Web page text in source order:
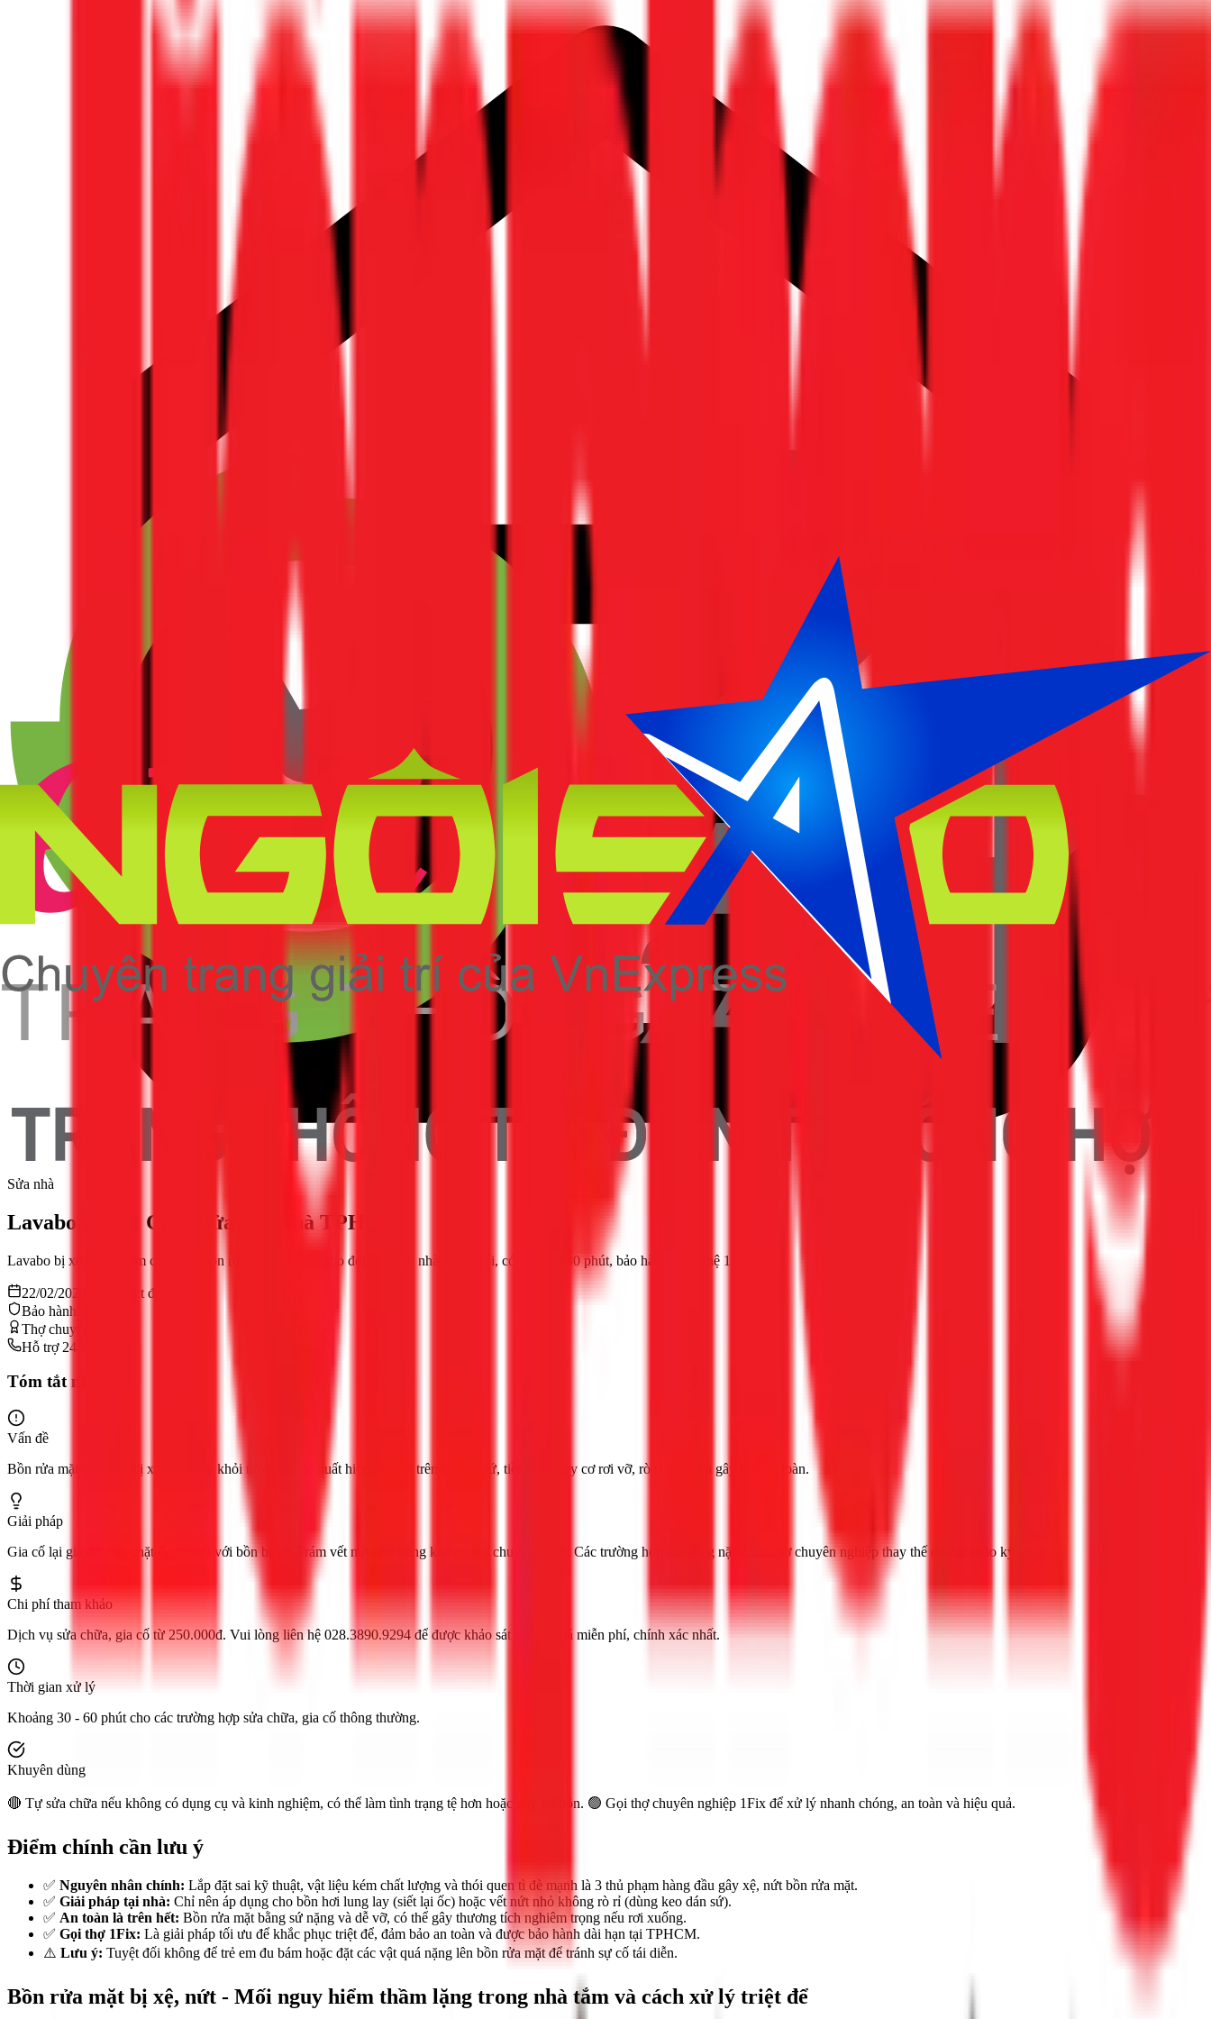
Sửa nhà
Lavabo Bị Xệ: Cách Sửa Tại Nhà TPHCM
Lavabo bị xệ, nứt? Xem cách sửa bồn rửa mặt và tủ lavabo đơn giản tại nhà. Thợ giỏi, có mặt sau 30 phút, bảo hành! Liên hệ 1Fix
22/02/2026
phút đọc
Bảo hành 12 tháng
Thợ chuyên nghiệp
Hỗ trợ 24/7
Tóm tắt nhanh
Vấn đề
Bồn rửa mặt (lavabo) bị xệ, lung lay khỏi tường, hoặc xuất hiện vết nứt trên bề mặt sứ, tiềm ẩn nguy cơ rơi vỡ, rò rỉ nước và gây mất an toàn.
Giải pháp
Gia cố lại giá đỡ, siết chặt ốc vít đối với bồn bị xệ. Trám vết nứt nhỏ bằng keo epoxy chuyên dụng. Các trường hợp hư hỏng nặng cần thợ chuyên nghiệp thay thế để đảm bảo kỹ thuật.
Chi phí tham khảo
Dịch vụ sửa chữa, gia cố từ 250.000đ. Vui lòng liên hệ 028.3890.9294 để được khảo sát và báo giá miễn phí, chính xác nhất.
Thời gian xử lý
Khoảng 30 - 60 phút cho các trường hợp sửa chữa, gia cố thông thường.
Khuyên dùng
🔴 Tự sửa chữa nếu không có dụng cụ và kinh nghiệm, có thể làm tình trạng tệ hơn hoặc gây vỡ bồn. 🟢 Gọi thợ chuyên nghiệp 1Fix để xử lý nhanh chóng, an toàn và hiệu quả.
Điểm chính cần lưu ý
✅ Nguyên nhân chính: Lắp đặt sai kỹ thuật, vật liệu kém chất lượng và thói quen tì đè mạnh là 3 thủ phạm hàng đầu gây xệ, nứt bồn rửa mặt.
✅ Giải pháp tại nhà: Chỉ nên áp dụng cho bồn hơi lung lay (siết lại ốc) hoặc vết nứt nhỏ không rò rỉ (dùng keo dán sứ).
✅ An toàn là trên hết: Bồn rửa mặt bằng sứ nặng và dễ vỡ, có thể gây thương tích nghiêm trọng nếu rơi xuống.
✅ Gọi thợ 1Fix: Là giải pháp tối ưu để khắc phục triệt để, đảm bảo an toàn và được bảo hành dài hạn tại TPHCM.
⚠️ Lưu ý: Tuyệt đối không để trẻ em đu bám hoặc đặt các vật quá nặng lên bồn rửa mặt để tránh sự cố tái diễn.
Bồn rửa mặt bị xệ, nứt - Mối nguy hiểm thầm lặng trong nhà tắm và cách xử lý triệt để